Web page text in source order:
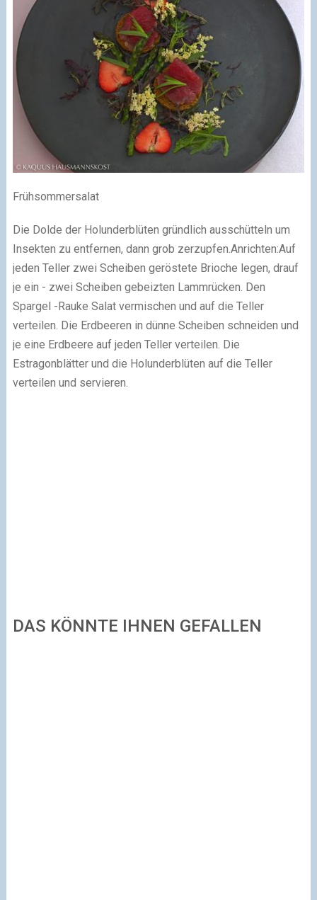
Frühsommersalat
Die Dolde der Holunderblüten gründlich ausschütteln um
Insekten zu entfernen, dann grob zerzupfen.Anrichten:Auf
jeden Teller zwei Scheiben geröstete Brioche legen, drauf
je ein - zwei Scheiben gebeizten Lammrücken. Den
Spargel -Rauke Salat vermischen und auf die Teller
verteilen. Die Erdbeeren in dünne Scheiben schneiden und
je eine Erdbeere auf jeden Teller verteilen. Die
Estragonblätter und die Holunderblüten auf die Teller
verteilen und servieren.
DAS KÖNNTE IHNEN GEFALLEN